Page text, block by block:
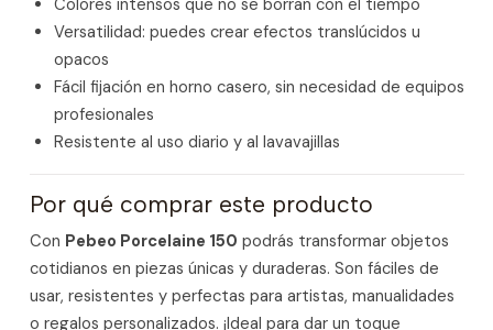
Colores intensos que no se borran con el tiempo
Versatilidad: puedes crear efectos translúcidos u
opacos
Fácil fijación en horno casero, sin necesidad de equipos
profesionales
Resistente al uso diario y al lavavajillas
Por qué comprar este producto
Con Pebeo Porcelaine 150 podrás transformar objetos
cotidianos en piezas únicas y duraderas. Son fáciles de
usar, resistentes y perfectas para artistas, manualidades
o regalos personalizados. ¡Ideal para dar un toque